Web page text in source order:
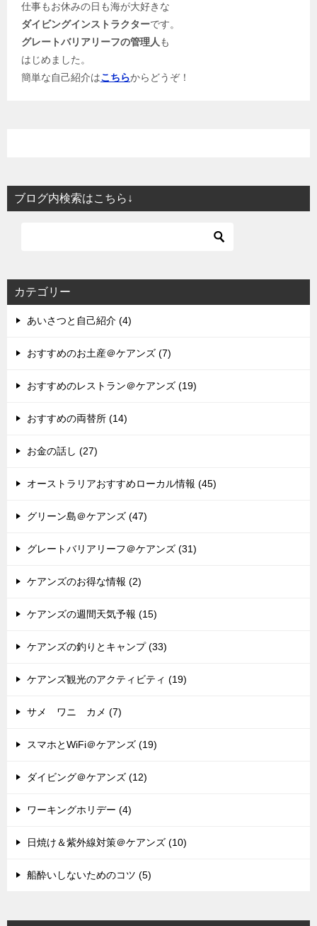
仕事もお休みの日も海が大好きな
ダイビングインストラクターです。
グレートバリアリーフの管理人も
はじめました。
簡単な自己紹介はこちらからどうぞ！
ブログ内検索はこちら↓
カテゴリー
あいさつと自己紹介 (4)
おすすめのお土産＠ケアンズ (7)
おすすめのレストラン＠ケアンズ (19)
おすすめの両替所 (14)
お金の話し (27)
オーストラリアおすすめローカル情報 (45)
グリーン島＠ケアンズ (47)
グレートバリアリーフ＠ケアンズ (31)
ケアンズのお得な情報 (2)
ケアンズの週間天気予報 (15)
ケアンズの釣りとキャンプ (33)
ケアンズ観光のアクティビティ (19)
サメ ワニ カメ (7)
スマホとWiFi＠ケアンズ (19)
ダイビング＠ケアンズ (12)
ワーキングホリデー (4)
日焼け＆紫外線対策＠ケアンズ (10)
船酔いしないためのコツ (5)